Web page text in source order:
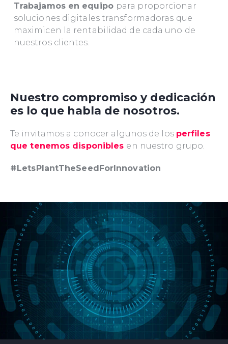
Trabajamos en equipo para proporcionar
soluciones digitales transformadoras que
maximicen la rentabilidad de cada uno de
nuestros clientes.
Nuestro compromiso y dedicación
es lo que habla de nosotros.
Te invitamos a conocer algunos de los perfiles
que tenemos disponibles en nuestro grupo.
#LetsPlantTheSeedForInnovation